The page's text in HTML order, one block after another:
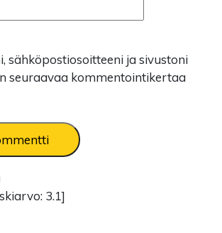
sähköpostiosoitteeni ja sivustoni
seuraavaa kommentointikertaa
3.1]